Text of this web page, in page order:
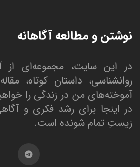
نوشتن و مطالعه آگاهانه
در این سایت، مجموعه‌ای از
روانشناسی، داستان کوتاه،
آموخته‌های من در زندگی را
در اینجا برای رشد فکری و
زیستِ تمام شونده است.